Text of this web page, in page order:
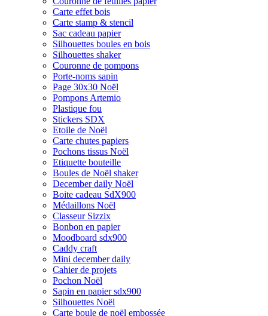
Carte effet bois
Carte stamp & stencil
Sac cadeau papier
Silhouettes boules en bois
Silhouettes shaker
Couronne de pompons
Porte-noms sapin
Page 30x30 Noël
Pompons Artemio
Plastique fou
Stickers SDX
Etoile de Noël
Carte chutes papiers
Pochons tissus Noël
Etiquette bouteille
Boules de Noël shaker
December daily Noël
Boite cadeau SdX900
Médaillons Noël
Classeur Sizzix
Bonbon en papier
Moodboard sdx900
Caddy craft
Mini december daily
Cahier de projets
Pochon Noël
Sapin en papier sdx900
Silhouettes Noël
Carte boule de noël embossée